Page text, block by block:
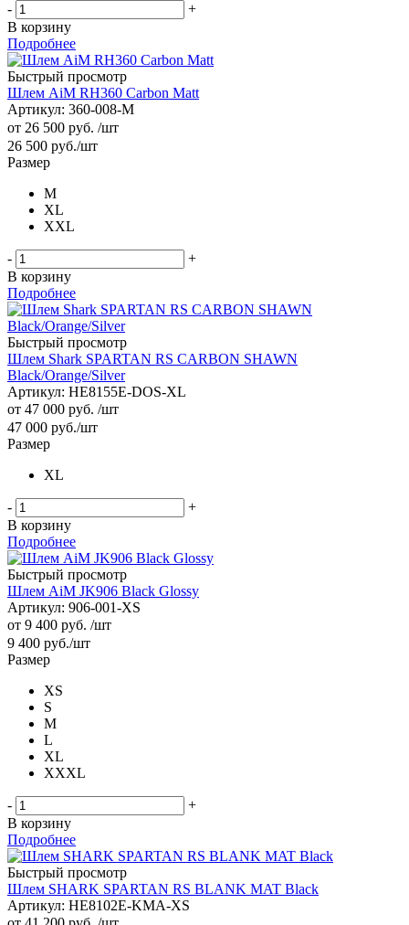
-
+
В корзину
Подробнее
Быстрый просмотр
Шлем AiM RH360 Carbon Matt
Артикул: 360-008-M
от 26 500 руб. /шт
26 500 руб./шт
Размер
M
XL
XXL
-
+
В корзину
Подробнее
Быстрый просмотр
Шлем Shark SPARTAN RS CARBON SHAWN
Black/Orange/Silver
Артикул: HE8155E-DOS-XL
от 47 000 руб. /шт
47 000 руб./шт
Размер
XL
-
+
В корзину
Подробнее
Быстрый просмотр
Шлем AiM JK906 Black Glossy
Артикул: 906-001-XS
от 9 400 руб. /шт
9 400 руб./шт
Размер
XS
S
M
L
XL
XXXL
-
+
В корзину
Подробнее
Быстрый просмотр
Шлем SHARK SPARTAN RS BLANK MAT Black
Артикул: HE8102E-KMA-XS